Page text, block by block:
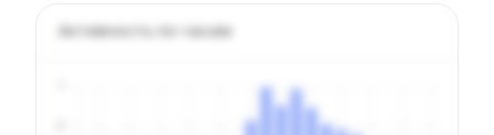
Активность по часам